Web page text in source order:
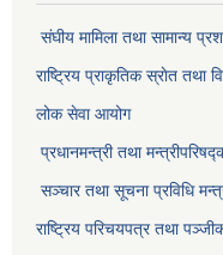
संघीय मामिला तथा सामान्य
राष्ट्रिय प्राकृतिक स्राेत तथा
लोक सेवा आयोग
प्रधानमन्त्री तथा
सञ्‍चार तथा सूचना प्रविधि
राष्ट्रिय परिचयपत्र तथा